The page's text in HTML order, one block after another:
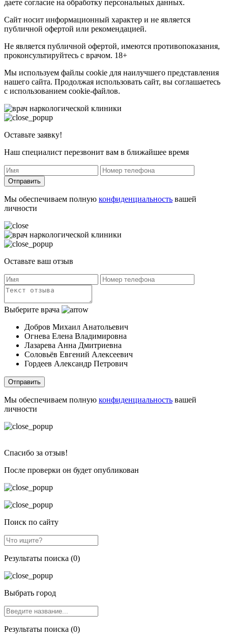
даете согласие на обработку персональных данных.
Сайт носит информационный характер и не является
публичной офертой или рекомендацией.
Не является публичной офертой, имеются противопоказания,
проконсультируйтесь с врачом. 18+
Мы используем файлы cookie для наилучшего представления
нашего сайта. Продолжая использовать сайт, вы соглашаетесь
с использованием cookie-файлов.
Оставьте заявку!
Наш специалист перезвонит вам в ближайшее время
Отправить
Мы обеспечиваем полную конфиденциальность вашей
личности
Оставьте ваш отзыв
Выберите врача
Добров Михаил Анатольевич
Огнева Елена Владимировна
Лазарева Анна Дмитриевна
Соловьёв Евгений Алексеевич
Гордеев Александр Петрович
Отправить
Мы обеспечиваем полную конфиденциальность вашей
личности
Спасибо за отзыв!
После проверки он будет опубликован
Поиск по сайту
Результаты поиска (0)
Выбрать город
Результаты поиска (0)